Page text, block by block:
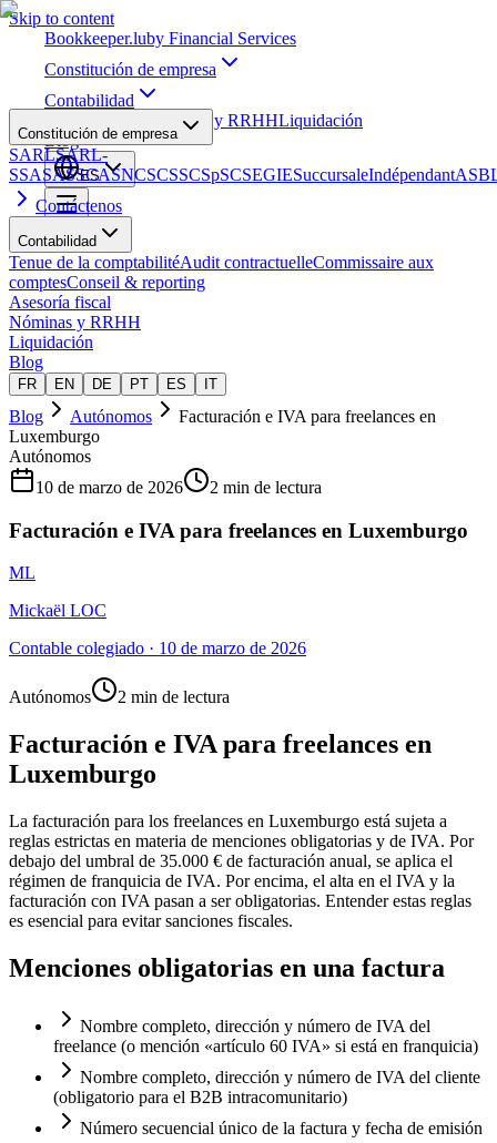
Skip to content
Bookkeeper.luby Financial Services
Constitución de empresa
Contabilidad
Nóminas y RRHHLiquidación
Blog
ES
Constitución de empresa
SARLSARL-
SSASASSCASNCSCSSCSpSCSEGIESuccursaleIndépendant
Contáctenos
Contabilidad
Tenue de la comptabilitéAudit contractuelleCommissaire aux
comptesConseil & reporting
Asesoría fiscal
Nóminas y RRHH
Liquidación
Blog
FR EN DE PT ES IT
Blog Autónomos
Facturación e IVA para freelances en
Luxemburgo
Autónomos
10 de marzo de 2026
2 min de lectura
Facturación e IVA para freelances en Luxemburgo
ML
Mickaël LOC
Contable colegiado · 10 de marzo de 2026
Autónomos 2 min de lectura
Facturación e IVA para freelances en
Luxemburgo
La facturación para los freelances en Luxemburgo está sujeta a
reglas estrictas en materia de menciones obligatorias y de IVA. Por
debajo del umbral de 35.000 € de facturación anual, se aplica el
régimen de franquicia de IVA. Por encima, el alta en el IVA y la
facturación con IVA pasan a ser obligatorias. Entender estas reglas
es esencial para evitar sanciones fiscales.
Menciones obligatorias en una factura
Nombre completo, dirección y número de IVA del
freelance (o mención «artículo 60 IVA» si está en franquicia)
Nombre completo, dirección y número de IVA del cliente
(obligatorio para el B2B intracomunitario)
Número secuencial único de la factura y fecha de emisión